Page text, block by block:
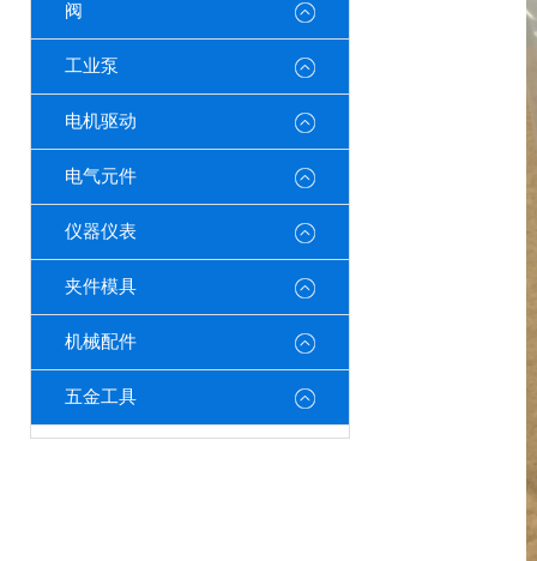
阀
工业泵
电机驱动
电气元件
仪器仪表
夹件模具
机械配件
五金工具